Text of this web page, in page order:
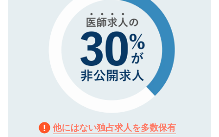
他にはない独占求人を多数保有